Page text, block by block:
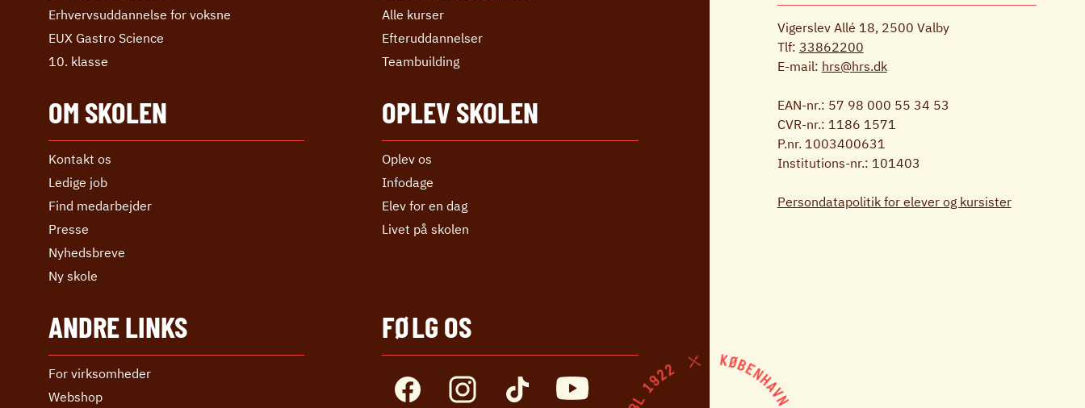
Erhvervs­uddannelse ­for voksne
EUX Gastro Science
10. klasse
Alle kurser
Efter­uddannelser
Teambuilding
OM SKOLEN
Kontakt os
Ledige job
Find medarbejder
Presse
Nyhedsbreve
Ny skole
OPLEV SKOLEN
Oplev os
Infodage
Elev for en dag
Livet på skolen
ANDRE LINKS
For virksomheder
Webshop
FØLG OS
Vigerslev Allé 18, 2500 Valby
Tlf: 33862200
E-mail: hrs@hrs.dk
EAN-nr.: 57 98 000 55 34 53
CVR-nr.: 1186 1571
P.nr. 1003400631
Institutions-nr.: 101403
Persondatapolitik for elever og kursister